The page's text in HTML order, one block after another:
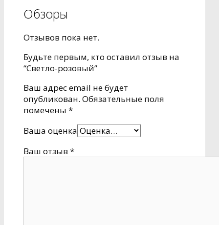
Обзоры
Отзывов пока нет.
Будьте первым, кто оставил отзыв на
“Светло-розовый”
Ваш адрес email не будет
опубликован. Обязательные поля
помечены *
Ваша оценка
Ваш отзыв *